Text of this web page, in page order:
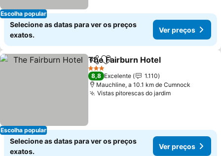
Escolha popular
Selecione as datas para ver os preços
exatos.
Ver preços
Escolha popular
PartilharAdicionar aos favoritos
The Fairburn Hotel
3 Estrelas
8,8 Excelente
1.110
Mauchline, a 10.1 km de Cumnock
Vistas pitorescas do jardim
Selecione as datas para ver os preços
exatos.
Ver preços